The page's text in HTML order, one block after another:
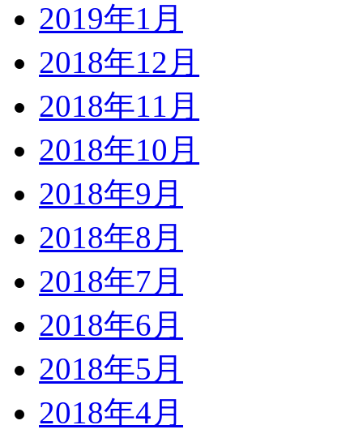
2019年1月
2018年12月
2018年11月
2018年10月
2018年9月
2018年8月
2018年7月
2018年6月
2018年5月
2018年4月